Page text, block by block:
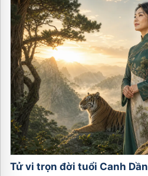
Tử vi trọn đời tuổi Canh Dần